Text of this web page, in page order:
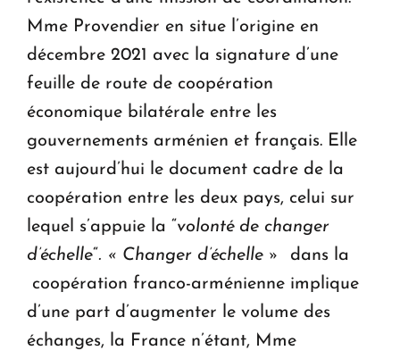
Mme Provendier en situe l’origine en
décembre 2021 avec la signature d’une
feuille de route de coopération
économique bilatérale entre les
gouvernements arménien et français. Elle
est aujourd’hui le document cadre de la
coopération entre les deux pays, celui sur
lequel s’appuie la “volonté de changer
d’échelle“. « Changer d’échelle »
dans la
coopération franco-arménienne implique
d’une part d’augmenter le volume des
échanges, la France n’étant, Mme